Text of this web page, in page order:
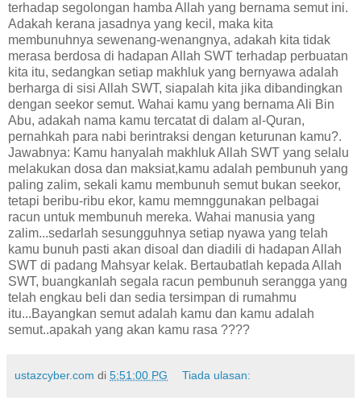
terhadap segolongan hamba Allah yang bernama semut ini.
Adakah kerana jasadnya yang kecil, maka kita
membunuhnya sewenang-wenangnya, adakah kita tidak
merasa berdosa di hadapan Allah SWT terhadap perbuatan
kita itu, sedangkan setiap makhluk yang bernyawa adalah
berharga di sisi Allah SWT, siapalah kita jika dibandingkan
dengan seekor semut. Wahai kamu yang bernama Ali Bin
Abu, adakah nama kamu tercatat di dalam al-Quran,
pernahkah para nabi berintraksi dengan keturunan kamu?.
Jawabnya: Kamu hanyalah makhluk Allah SWT yang selalu
melakukan dosa dan maksiat,kamu adalah pembunuh yang
paling zalim, sekali kamu membunuh semut bukan seekor,
tetapi beribu-ribu ekor, kamu memnggunakan pelbagai
racun untuk membunuh mereka. Wahai manusia yang
zalim...sedarlah sesungguhnya setiap nyawa yang telah
kamu bunuh pasti akan disoal dan diadili di hadapan Allah
SWT di padang Mahsyar kelak. Bertaubatlah kepada Allah
SWT, buangkanlah segala racun pembunuh serangga yang
telah engkau beli dan sedia tersimpan di rumahmu
itu...Bayangkan semut adalah kamu dan kamu adalah
semut..apakah yang akan kamu rasa ????
ustazcyber.com di 5:51:00 PG Tiada ulasan: